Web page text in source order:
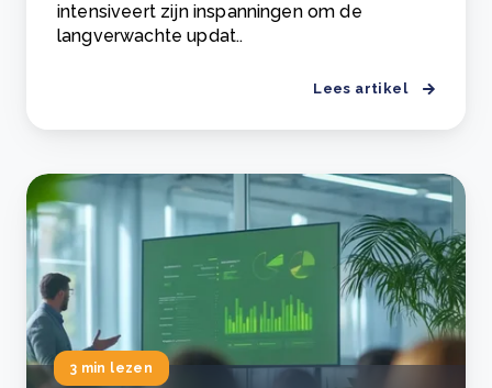
intensiveert zijn inspanningen om de
langverwachte updat..
Lees artikel
3 min lezen